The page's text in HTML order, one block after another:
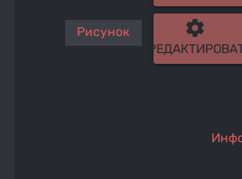
Рисунок settings